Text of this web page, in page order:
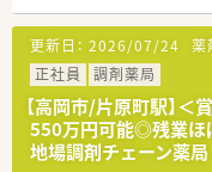
【募集背景と求め
■今回の求人は体
仲間を迎え入れる
■調剤経験不問で
業できる教育体制
■お車での通勤が
る薬剤師の方に最
更新日： 2026/07/24 薬
正社員
調剤薬局
【高岡市/片原町駅】＜
550万円可能◎残業ほ
地場調剤チェーン薬局